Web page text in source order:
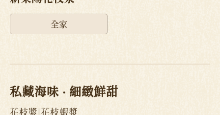
全家
私藏海味 ‧ 細緻鮮甜
花枝漿|花枝蝦漿